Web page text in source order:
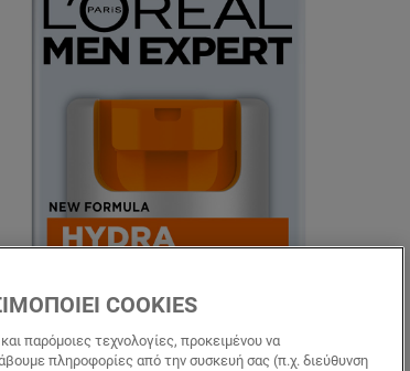
COOKIES
παρόμοιες τεχνολογίες, προκειμένου να
πληροφορίες από την συσκευή σας (π.χ. διεύθυνση